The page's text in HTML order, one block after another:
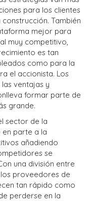
para los clientes
También
mejor para
muy competitivo,
es tan
como para la
el accionista. Los
ventajas y
formar parte de
grande.
sector de la
parte a la
añadiendo
se
una división entre
proveedores de
tan rápido como
perderse en la